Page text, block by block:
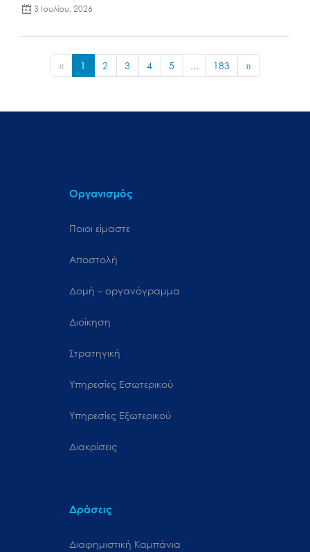
3 Ιουλίου, 2026
« 1 2 3 4 5 ... 183 »
Οργανισμός
Ποιοι είμαστε
Αποστολή
Δομή – οργανόγραμμα
Διοίκηση
Στρατηγική
Υπηρεσίες Εσωτερικού
Υπηρεσίες Εξωτερικού
Διακρίσεις
Δράσεις
Διαφημιστική Καμπάνια